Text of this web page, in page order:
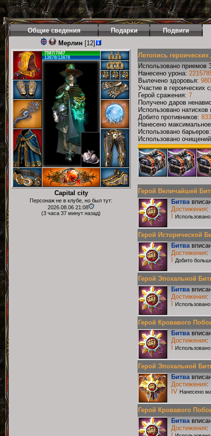
Общие сведения Подарки Подвиги
Мерлин [12]
7087/7087
13878/13878
Capital city
Персонаж не в клубе, но был тут:
2026.08.06 21:08
(3 часа 37 минут назад)
Летопись героических
Использовано приемов
Нанесено урона:
Вылечено здоровья:
Участие в героических
Герой сражения: 7
Получено даров
Использовано
Добито противников: 833
Нанесено
Использовано барьеров:
Использовано
Герой Величайшей
Битва
Достижения:
Герой Исторической
Битва
Достижения:
Добито
Герой Эпохальной
Битва
Достижения:
Герой Кровавого
Битва
Достижения:
Герой Эпохальной
Битва
Достижения:
IV Нанесено
Герой Кровавого
Битва
Достижения: